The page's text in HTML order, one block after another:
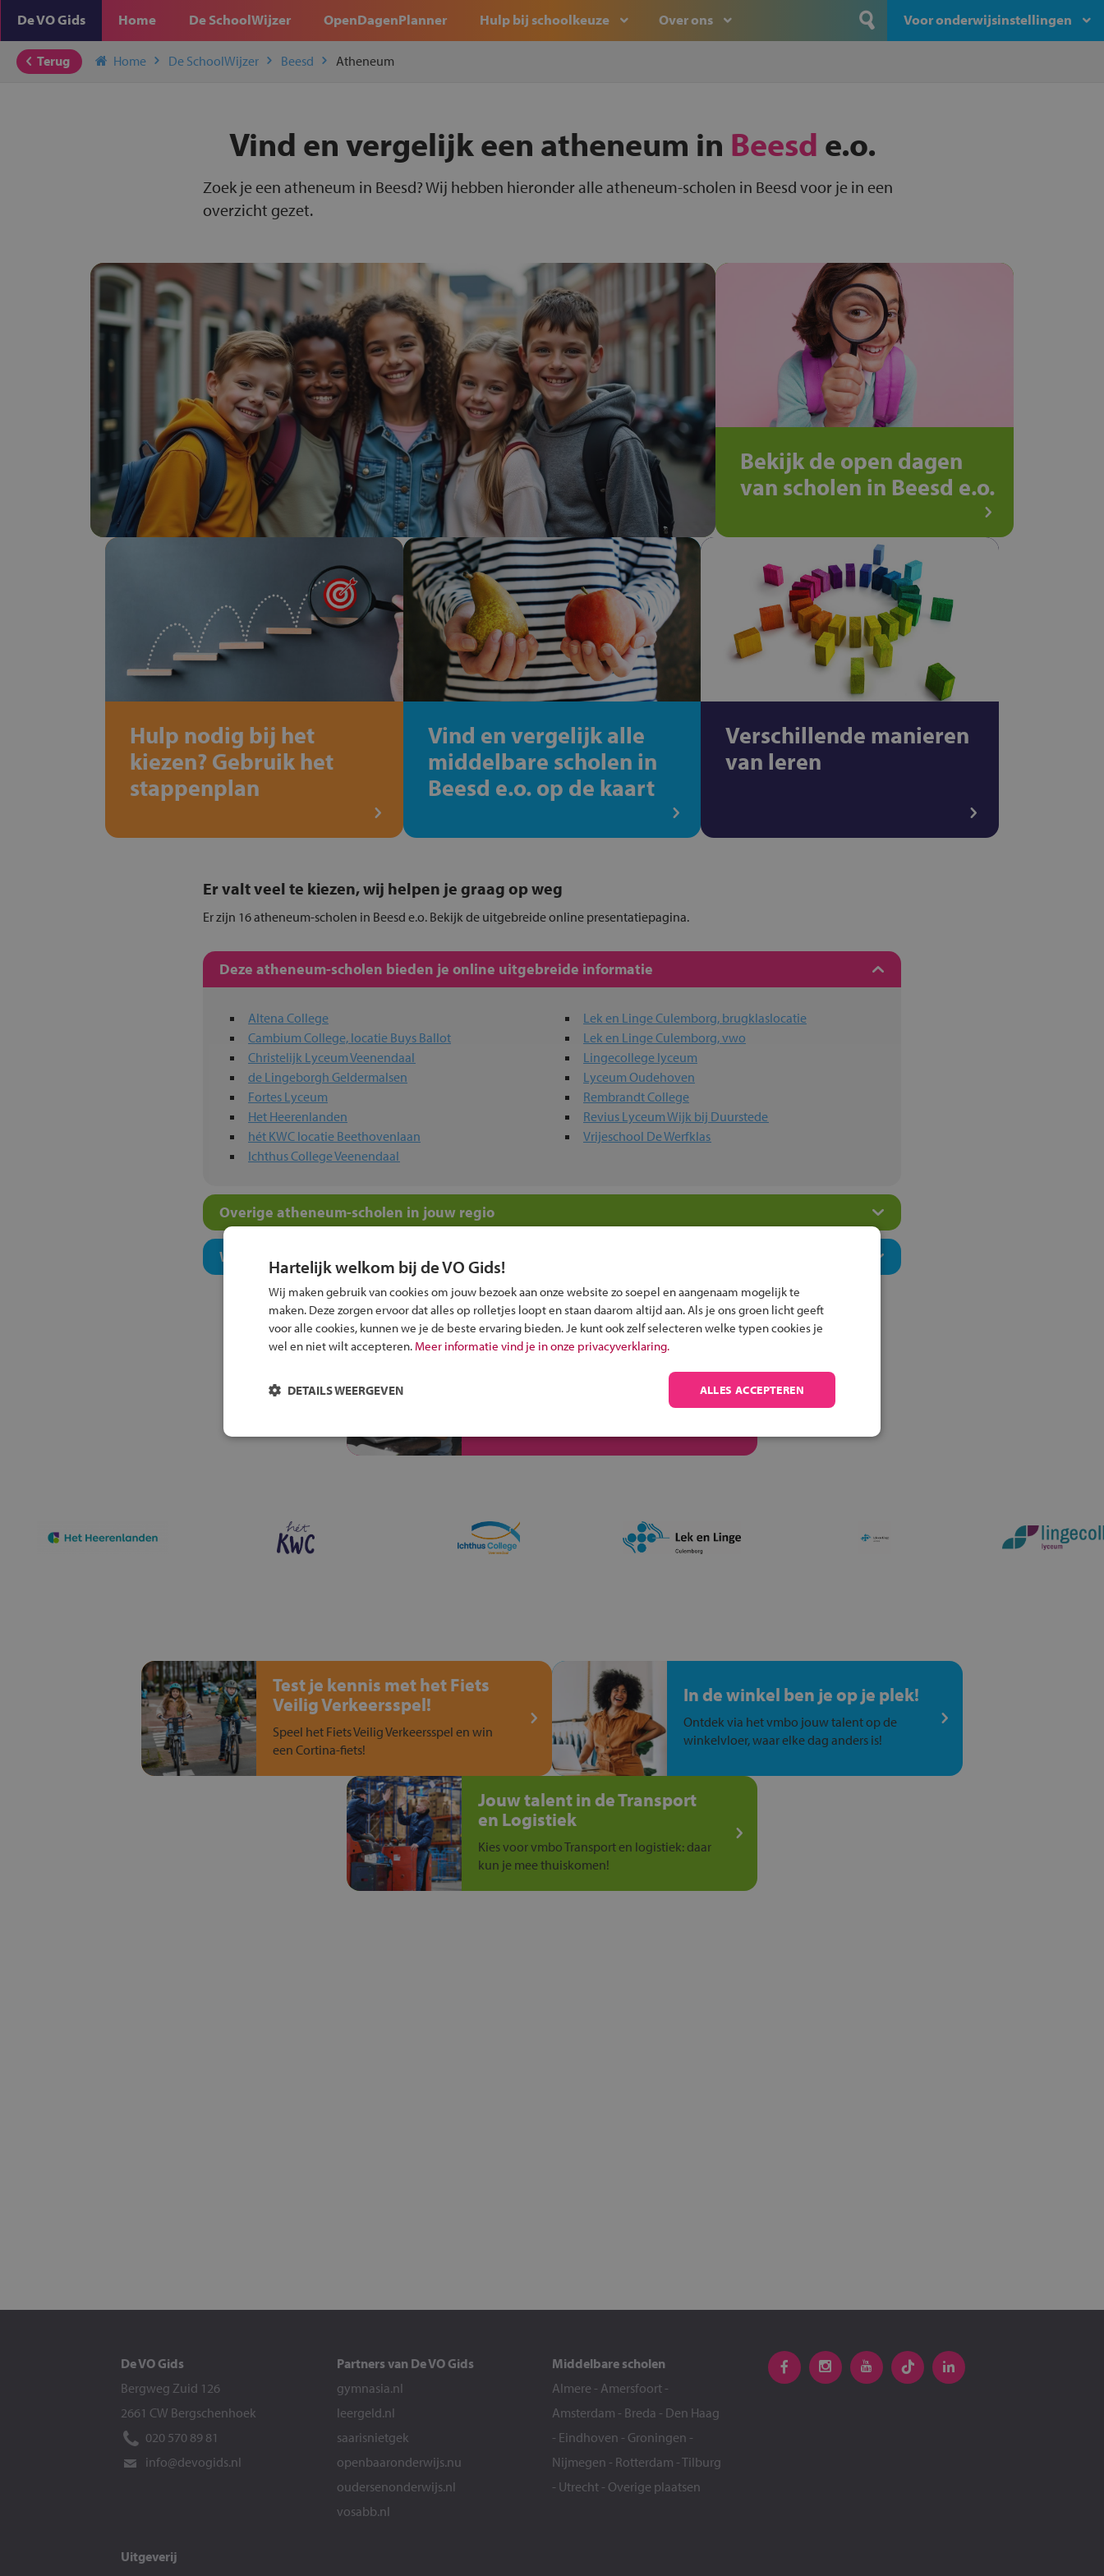
De VO Gids Home De SchoolWijzer OpenDagenPlanner Hulp bij schoolkeuze Over ons Voor onderwijsinstellingen
Terug Home De SchoolWijzer Beesd Atheneum
Vind en vergelijk een atheneum in Beesd e.o.
Zoek je een atheneum in Beesd? Wij hebben hieronder alle atheneum-scholen in Beesd voor je in een
overzicht gezet.
Bekijk de open dagen
van scholen in Beesd e.o.
Hulp nodig bij het
kiezen? Gebruik het
stappenplan
Vind en vergelijk alle
middelbare scholen in
Beesd e.o. op de kaart
Verschillende manieren
van leren
Er valt veel te kiezen, wij helpen je graag op weg
Er zijn 16 atheneum-scholen in Beesd e.o. Bekijk de uitgebreide online presentatiepagina.
Deze atheneum-scholen bieden je online uitgebreide informatie
Altena College
Cambium College, locatie Buys Ballot
Christelijk Lyceum Veenendaal
de Lingeborgh Geldermalsen
Fortes Lyceum
Het Heerenlanden
hét KWC locatie Beethovenlaan
Ichthus College Veenendaal
Lek en Linge Culemborg, brugklaslocatie
Lek en Linge Culemborg, vwo
Lingecollege lyceum
Lyceum Oudehoven
Rembrandt College
Revius Lyceum Wijk bij Duurstede
Vrijeschool De Werfklas
Overige atheneum-scholen in jouw regio
Welk onderwijsconcept past bij jou?
Alle informatie om je kind aan te melden bij
Test je kennis met het Fiets
Veilig Verkeersspel!
Speel het Fiets Veilig Verkeersspel en win
een Cortina-fiets!
In de winkel ben je op je plek!
Ontdek via het vmbo jouw talent op de
winkelvloer, waar elke dag anders is!
Jouw talent in de Transport
en Logistiek
Kies voor vmbo Transport en logistiek: daar
kun je mee thuiskomen!
De VO Gids
Bergweg Zuid 126
2661 CW Bergschenhoek
020 570 89 81
info@devogids.nl
Partners van De VO Gids
gymnasia.nl
leergeld.nl
saarisnietgek
openbaaronderwijs.nu
oudersenonderwijs.nl
vosabb.nl
Middelbare scholen
Almere - Amersfoort -
Amsterdam - Breda - Den Haag
- Eindhoven - Groningen -
Nijmegen - Rotterdam -Tilburg
- Utrecht - Overige plaatsen
Uitgeverij
Hartelijk welkom bij de VO Gids!
Wij maken gebruik van cookies om jouw bezoek aan onze website zo soepel en aangenaam mogelijk te
maken. Deze zorgen ervoor dat alles op rolletjes loopt en staan daarom altijd aan. Als je ons groen licht geeft
voor alle cookies, kunnen we je de beste ervaring bieden. Je kunt ook zelf selecteren welke typen cookies je
wel en niet wilt accepteren. Meer informatie vind je in onze privacyverklaring.
ALLES ACCEPTEREN
DETAILS WEERGEVEN